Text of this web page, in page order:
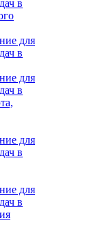
в
для
в
для
в
для
в
для
в